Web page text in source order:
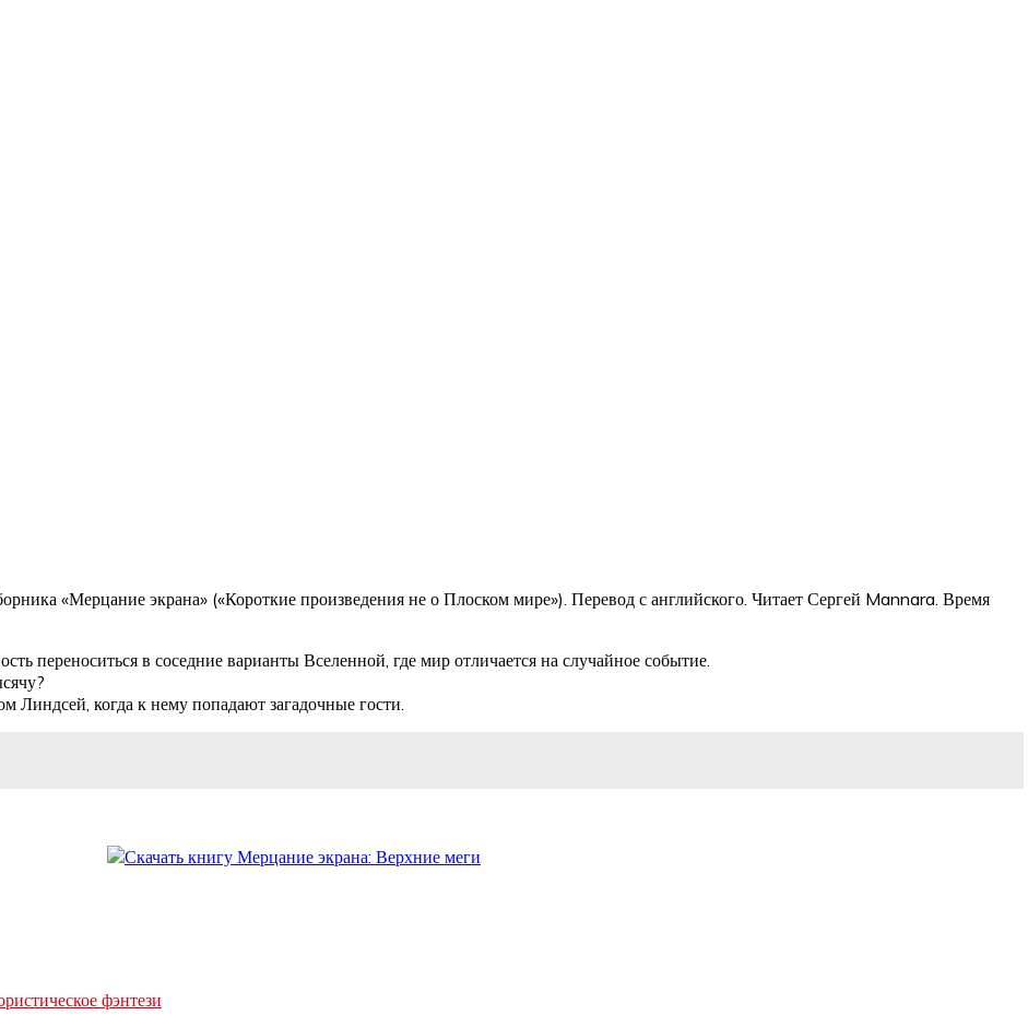
«Мерцание экрана» («Короткие произведения не о Плоском мире»). Перевод с английского. Читает Сергей Mannara. Время
переноситься в соседние варианты Вселенной, где мир отличается на случайное событие.
когда к нему попадают загадочные гости.
фэнтези